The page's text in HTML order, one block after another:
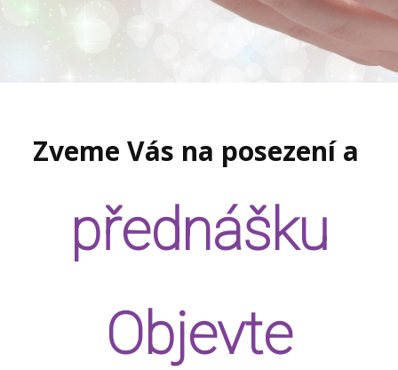
Zveme Vás na posezení a
přednášku
Objevte